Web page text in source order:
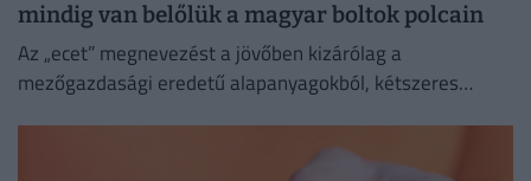
mindig van belőlük a magyar boltok polcain
Az „ecet” megnevezést a jövőben kizárólag a
mezőgazdasági eredetű alapanyagokból, kétszeres